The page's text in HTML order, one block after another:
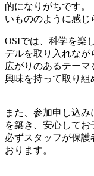
的になりがちです。
いもののように感じ
OSIでは、科学を楽
デルを取り入れな
広がりのあるテー
興味を持って取り組
また、参加申し込
を築き、安心してお
必ずスタッフが保護
おります。